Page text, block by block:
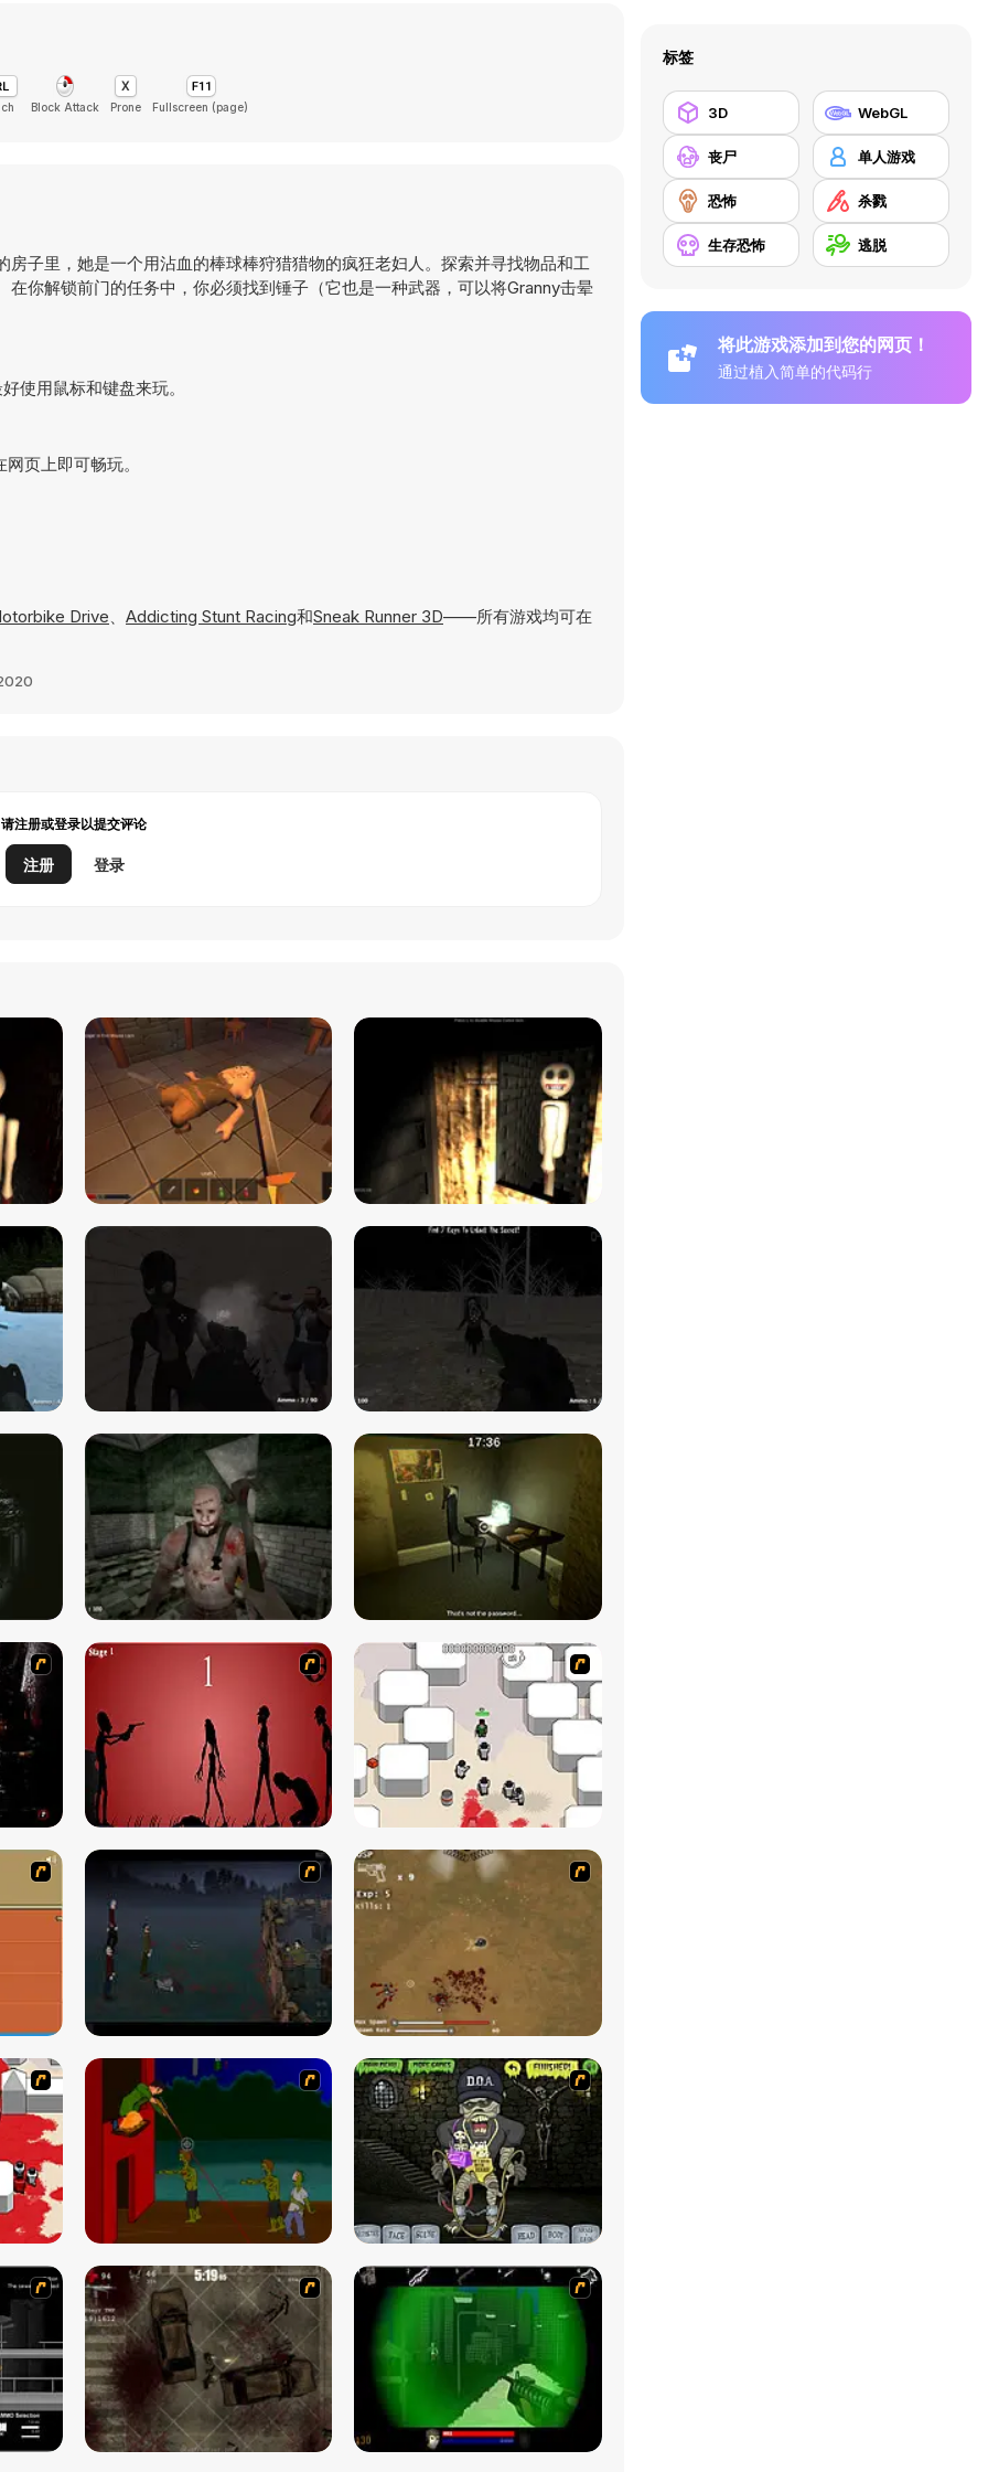
Block Attack Prone Fullscreen (page)
子里，她是一个用沾血的棒球棒狩猎猎物的疯狂老妇人。探索并寻找物品和工
你解锁前门的任务中，你必须找到锤子（它也是一种武器，可以将Granny击晕
使用鼠标和键盘来玩。
页上即可畅玩。
Drive、 Addicting Stunt Racing和Sneak Runner 3D——所有游戏均可在
请注册或登录以提交评论
注册 登录
标签
3D WebGL
丧尸 单人游戏
恐怖 杀戮
生存恐怖 逃脱
将此游戏添加到您的网页！
通过植入简单的代码行